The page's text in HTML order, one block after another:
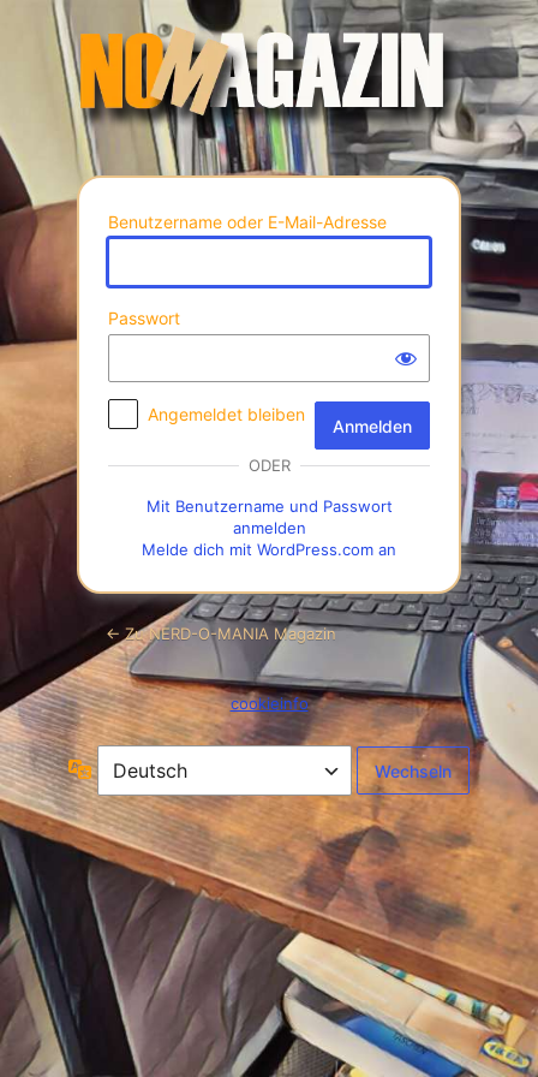
Anmelden
Benutzername oder E-Mail-Adresse
Passwort
Angemeldet bleiben
ODER
Mit Benutzername und Passwort
anmelden
Melde dich mit WordPress.com an
← Zu NERD-O-MANIA Magazin
cookieinfo
Sprache